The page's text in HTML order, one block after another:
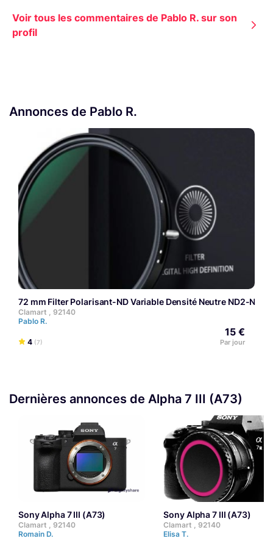
Voir tous les commentaires de Pablo R. sur son
profil
Annonces de Pablo R.
72 mm Filter Polarisant-ND Variable Densité Neutre ND2-ND32
Clamart , 92140
Pablo R.
4 (7)
15 €
Par jour
Dernières annonces de Alpha 7 III (A73)
Sony Alpha 7 III (A73)
Clamart , 92140
Romain D.
Sony Alpha 7 III (A73)
Clamart , 92140
Elisa T.